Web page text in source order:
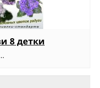
8 детки